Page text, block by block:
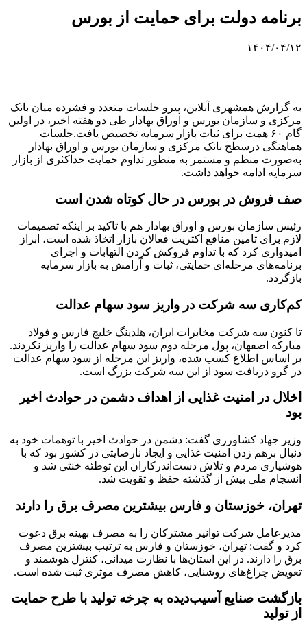
برنامه دولت برای حمایت از بورس
۱۴۰۴/۰۴/۱۲
به گزارش همشهری آنلاین، پیرو جلسات متعدد و فشرده میان بانک
مرکزی و سازمان بورس و اوراق بهادار طی دو هفته اخیر، در اولین
گام ۶۰ همت برای ثبات بازار سرمایه تخصیص یافت.جلسات
هماهنگی درسطح بانک مرکزی و سازمان بورس و اوراق بهادار
به‌صورت منظم و مستمر به منظور تداوم حمایت حداکثری از بازار
سرمایه ادامه خواهد داشت.
صف فروش در بورس در حال کوتاه شدن است
رئیس سازمان بورس و اوراق بهادار هم با تاکید بر اینکه تصمیمات
لازم برای تامین منافع اکثریت فعالان بازار اتخاذ شده است، ابراز
امیدواری کرد که با تداوم فروکش کردن التهابات و اجرای
برنامه‌های مرحله‌ای حمایتی، ثبات و آرامش به بازار سرمایه
بازگردد.
کم‌کاری سه شرکت در واریز سود سهام عدالت
تا کنون سه شرکت مخابرات ایران، هلدینگ خلیج فارس و فولاد
مبارکه اصفهان، پول مرحله دوم سود سهام عدالت را واریز نکردند.
بر اساس اطلاع کسب شده،‌ واریز این مرحله از سود سهام عدالت
در گرو دریافت سود از این سه شرکت بزرگ است.
اخلال در امنیت غذایی از اهداف دشمن در حوادث اخیر
بود
وزیر جهاد کشاورزی گفت: دشمن در حوادث اخیر با توهمات خود به
دنبال برهم زدن امنیت غذایی و ایجاد نارضایتی در کشور بود که با
هوشیاری مردم و تلاش دست‌اندرکاران این توطئه خنثی شد و
انسجام ملی بیش از گذشته حفظ و تقویت شد.
تهران، خوزستان و فارس بیشترین مصرف برق را دارند
مدیرعامل شرکت توانیر مشترکان را به مصرف بهینه برق دعوت
کرد و گفت: تهران، خوزستان و فارس به ترتیب بیشترین مصرف
برق را دارند. در این استان‌ها با نظارت میدانی، کنترل هوشمند و
تعویض چراغ‌های روشنایی، کاهش مصرف موثری ثبت شده است.
بازگشت صنایع آسیب‌دیده به چرخه تولید با طرح حمایت
از تولید